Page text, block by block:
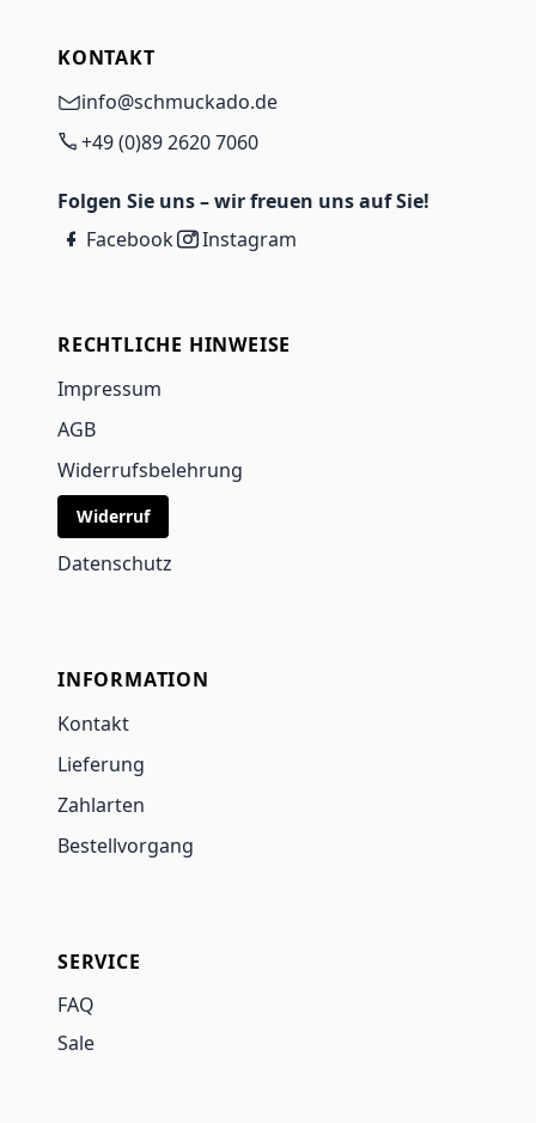
KONTAKT
info@schmuckado.de
+49 (0)89 2620 7060
Folgen Sie uns – wir freuen uns auf Sie!
Facebook
Instagram
RECHTLICHE HINWEISE
Impressum
AGB
Widerrufsbelehrung
Widerruf
Datenschutz
INFORMATION
Kontakt
Lieferung
Zahlarten
Bestellvorgang
SERVICE
FAQ
Sale